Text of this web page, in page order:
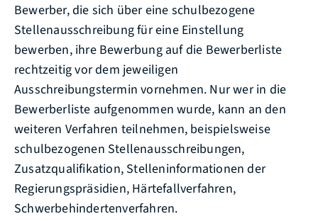
Bewerber, die sich über eine schulbezogene
Stellenausschreibung für eine Einstellung
bewerben, ihre Bewerbung auf die Bewerberliste
rechtzeitig vor dem jeweiligen
Ausschreibungstermin vornehmen. Nur wer in die
Bewerberliste aufgenommen wurde, kann an den
weiteren Verfahren teilnehmen, beispielsweise
schulbezogenen Stellenausschreibungen,
Zusatzqualifikation, Stelleninformationen der
Regierungspräsidien, Härtefallverfahren,
Schwerbehindertenverfahren.